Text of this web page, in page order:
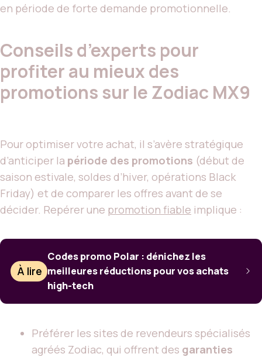
en période de forte demande promotionnelle.
Conseils d’experts pour
profiter au mieux des
promotions sur le Zodiac MX9
Pour optimiser votre achat, il s’avère stratégique
d’anticiper la période des promotions (début de
saison estivale, soldes d’hiver, opérations Black
Friday) et de comparer les offres avant de se
décider. Repérer une promotion fiable implique :
À lire
Codes promo Polar : dénichez les
meilleures réductions pour vos achats
high-tech
Préférer les sites de revendeurs spécialisés
agréés Zodiac, qui offrent des garanties